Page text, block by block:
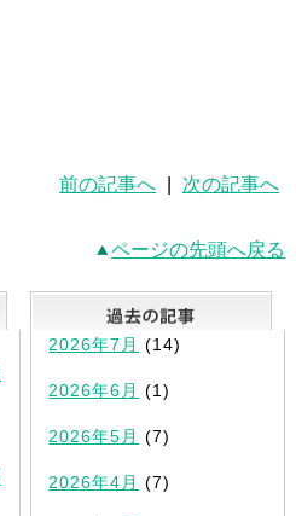
前の記事へ 次の記事へ
ページの先頭へ戻る
最新記事一覧
2026年7月 (14)
2026年6月 (1)
2026年5月 (7)
2026年4月 (7)